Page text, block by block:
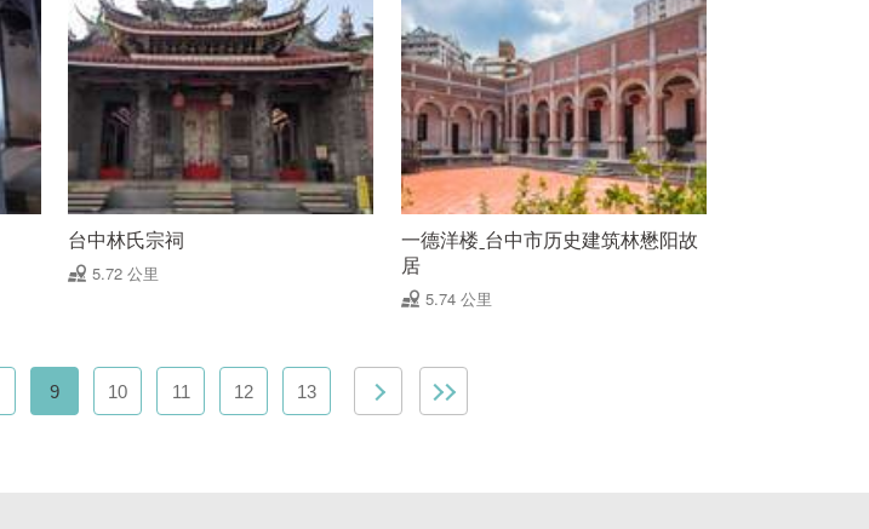
台中林氏宗祠
5.72 公里
一德洋楼ˍ台中市历史建筑林懋阳故
居
5.74 公里
9 10 11 12 13